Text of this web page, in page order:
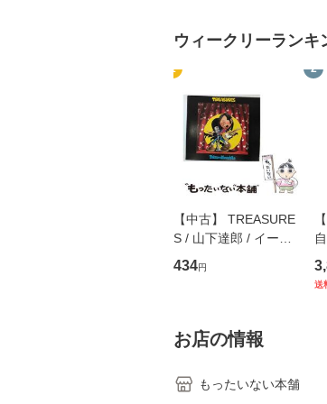
ウィークリーランキ
1
【中古】 TREASURE
S / 山下達郎 / イース
トウエスト・ジャパン
[CD]【メール便送料無
434円
2
送
お店の情報
もったいない本舗